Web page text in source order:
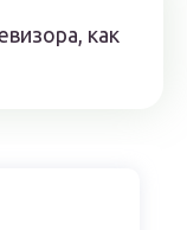
как